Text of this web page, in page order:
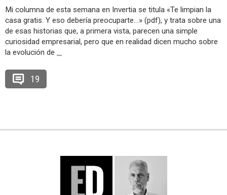
Mi columna de esta semana en Invertia se titula «Te limpian la
casa gratis. Y eso debería preocuparte…» (pdf), y trata sobre una
de esas historias que, a primera vista, parecen una simple
curiosidad empresarial, pero que en realidad dicen mucho sobre
la evolución de …
19